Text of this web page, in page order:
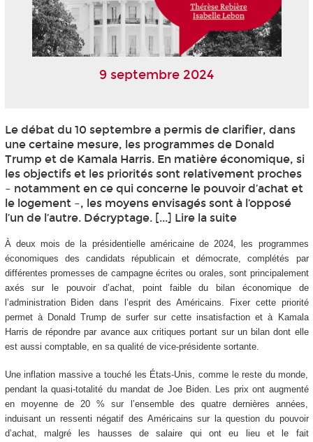
9 septembre 2024
Le débat du 10 septembre a permis de clarifier, dans
une certaine mesure, les programmes de Donald
Trump et de Kamala Harris. En matière économique, si
les objectifs et les priorités sont relativement proches
– notamment en ce qui concerne le pouvoir d’achat et
le logement –, les moyens envisagés sont à l’opposé
l’un de l’autre. Décryptage. [...] Lire la suite
À deux mois de la présidentielle américaine de 2024, les programmes
économiques des candidats républicain et démocrate, complétés par
différentes promesses de campagne écrites ou orales, sont principalement
axés sur le pouvoir d’achat, point faible du bilan économique de
l’administration Biden dans l’esprit des Américains. Fixer cette priorité
permet à Donald Trump de surfer sur cette insatisfaction et à Kamala
Harris de répondre par avance aux critiques portant sur un bilan dont elle
est aussi comptable, en sa qualité de vice-présidente sortante.
Une inflation massive a touché les États-Unis, comme le reste du monde,
pendant la quasi-totalité du mandat de Joe Biden. Les prix ont augmenté
en moyenne de 20 % sur l’ensemble des quatre dernières années,
induisant un ressenti négatif des Américains sur la question du pouvoir
d’achat, malgré les hausses de salaire qui ont eu lieu et le fait